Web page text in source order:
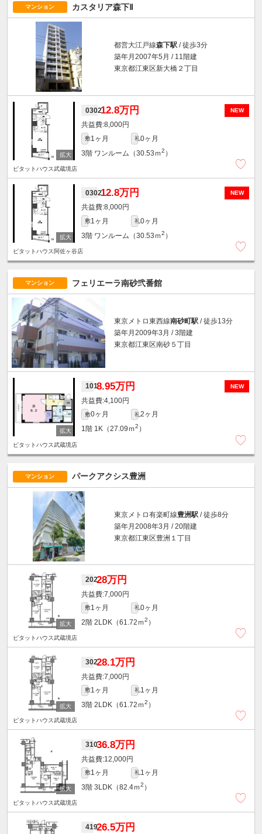
マンション カスタリア森下Ⅱ
都営大江戸線森下駅 / 徒歩3分
築年月2007年5月 / 11階建
東京都江東区新大橋２丁目
NEW
030212.8万円
8,000円
敷1ヶ月 礼0ヶ月
3階 ワンルーム（30.53ｍ2 ）
ピタットハウス武蔵境店
NEW
030212.8万円
8,000円
敷1ヶ月 礼0ヶ月
3階 ワンルーム（30.53ｍ2 ）
ピタットハウス阿佐ヶ谷店
マンション フェリエーラ南砂弐番館
東京メトロ東西線南砂町駅 / 徒歩13分
築年月2009年3月 / 3階建
東京都江東区南砂５丁目
NEW
1018.95万円
4,100円
敷0ヶ月 礼2ヶ月
1階 1K（27.09ｍ2 ）
ピタットハウス武蔵境店
マンション パークアクシス豊洲
東京メトロ有楽町線豊洲駅 / 徒歩8分
築年月2008年3月 / 20階建
東京都江東区豊洲１丁目
20228万円
7,000円
敷1ヶ月 礼0ヶ月
2階 2LDK（61.72ｍ2 ）
ピタットハウス武蔵境店
30228.1万円
7,000円
敷1ヶ月 礼1ヶ月
3階 2LDK（61.72ｍ2 ）
ピタットハウス武蔵境店
31036.8万円
12,000円
敷1ヶ月 礼1ヶ月
3階 3LDK（82.4ｍ2 ）
ピタットハウス武蔵境店
41926.5万円